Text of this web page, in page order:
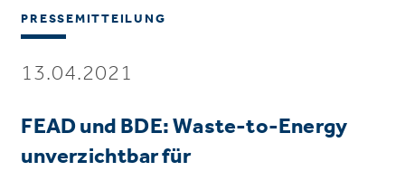
PRESSEMITTEILUNG
13.04.2021
FEAD und BDE: Waste-to-Energy
unverzichtbar für